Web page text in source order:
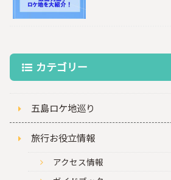
カテゴリー
五島ロケ地巡り
旅行お役立情報
アクセス情報